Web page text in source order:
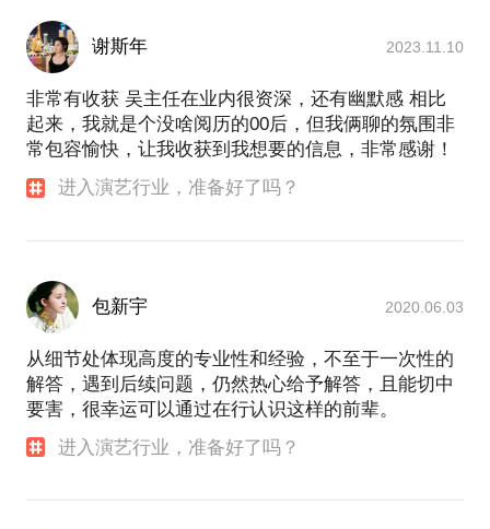
谢斯年 2023.11.10
非常有收获 吴主任在业内很资深，还有幽默感 相比
起来，我就是个没啥阅历的00后，但我俩聊的氛围非
常包容愉快，让我收获到我想要的信息，非常感谢！
进入演艺行业，准备好了吗？
包新宇 2020.06.03
从细节处体现高度的专业性和经验，不至于一次性的
解答，遇到后续问题，仍然热心给予解答，且能切中
要害，很幸运可以通过在行认识这样的前辈。
进入演艺行业，准备好了吗？